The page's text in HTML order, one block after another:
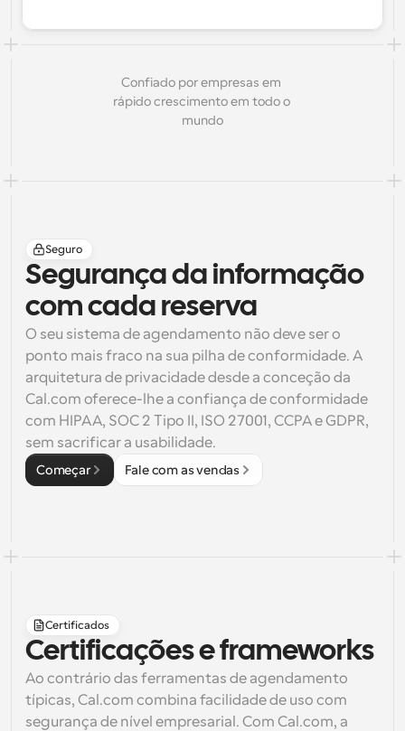
Confiado por empresas em
rápido crescimento em todo o
mundo
Seguro
Segurança da informação
com cada reserva
O seu sistema de agendamento não deve ser o
ponto mais fraco na sua pilha de conformidade. A
arquitetura de privacidade desde a conceção da
Cal.com oferece-lhe a confiança de conformidade
com HIPAA, SOC 2 Tipo II, ISO 27001, CCPA e GDPR,
sem sacrificar a usabilidade.
Começar Fale com as vendas
Certificados
Certificações e frameworks
Ao contrário das ferramentas de agendamento
típicas, Cal.com combina facilidade de uso com
segurança de nível empresarial. Com Cal.com, a